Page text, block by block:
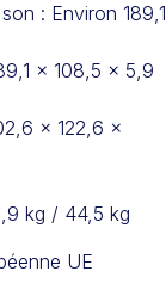
: Environ 189,1
x 108,5 x 5,9
x 122,6 x
kg / 44,5 kg
UE